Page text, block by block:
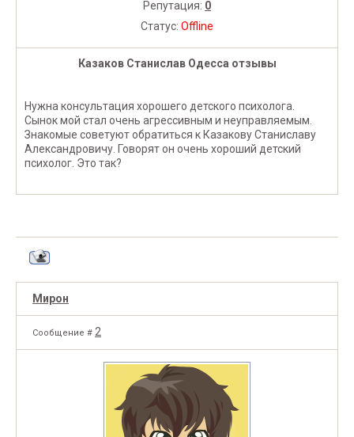
Репутация: 0
Статус: Offline
Казаков Станислав Одесса отзывы
Нужна консультация хорошего детского психолога.
Сынок мой стал очень агрессивным и неуправляемым.
Знакомые советуют обратиться к Казакову Станиславу
Александровичу. Говорят он очень хороший детский
психолог. Это так?
Мирон
Сообщение # 2